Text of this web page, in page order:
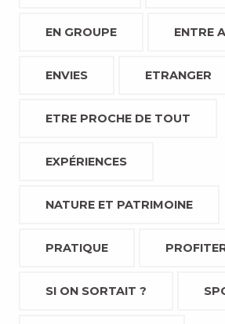
EN GROUPE ENTRE
ENVIES ETRANGER
ETRE PROCHE DE TOUT
EXPÉRIENCES
NATURE ET PATRIMOINE
PRATIQUE
SI ON SORTAIT ?